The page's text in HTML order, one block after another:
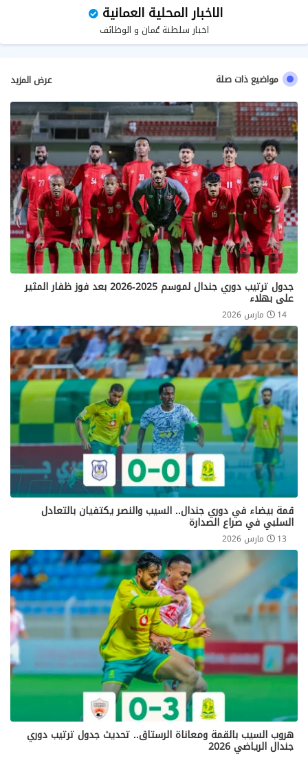
الاخبار المحلية العمانية
اخبار سلطنة عُمان و الوظائف
مواضيع ذات صلة عرض المزيد
جدول ترتيب دوري جندال لموسم 2025-2026 بعد فوز ظفار المثير
على بهلاء
14 مارس 2026
قمة بيضاء في دوري جندال.. السيب والنصر يكتفيان بالتعادل
السلبي في صراع الصدارة
13 مارس 2026
هروب السيب بالقمة ومعاناة الرستاق.. تحديث جدول ترتيب دوري
جندال الرياضي 2026